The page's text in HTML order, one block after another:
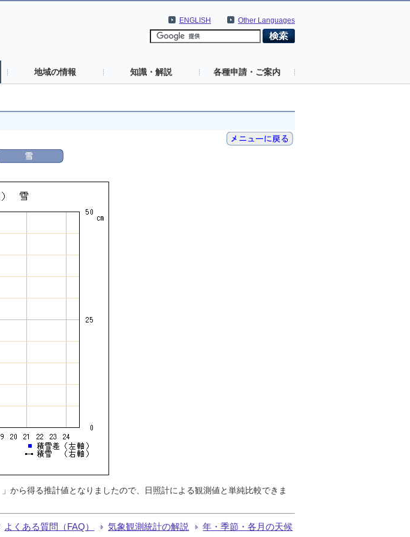
Other Languages
ENGLISH
地域の情報 知識・解説 各種申請・ご案内
から得る推計値となりましたので、日照計による観測値と単純比較できま
よくある質問（FAQ） 気象観測統計の解説 年・季節・各月の天候